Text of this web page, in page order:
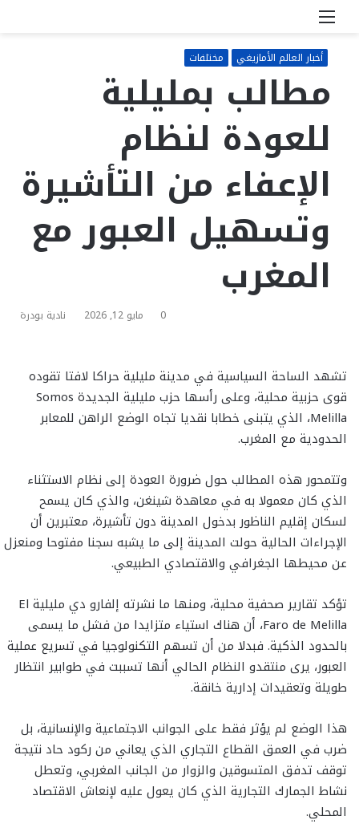
أخبار العالم الأمازيغي مختلفات
مطالب بمليلية
للعودة لنظام
الإعفاء من التأشيرة
وتسهيل العبور مع
المغرب
نادية بودرة مايو 12, 2026 0
تشهد الساحة السياسية في مدينة مليلية حراكا لافتا تقوده
قوى حزبية محلية، وعلى رأسها حزب مليلية الجديدة Somos
Melilla، الذي يتبنى خطابا نقديا تجاه الوضع الراهن للمعابر
الحدودية مع المغرب.
وتتمحور هذه المطالب حول ضرورة العودة إلى نظام الاستثناء
الذي كان معمولا به في معاهدة شينغن، والذي كان يسمح
لسكان إقليم الناظور بدخول المدينة دون تأشيرة، معتبرين أن
الإجراءات الحالية حولت المدينة إلى ما يشبه سجنا مفتوحا ومنعزل
عن محيطها الجغرافي والاقتصادي الطبيعي.
تؤكد تقارير صحفية محلية، ومنها ما نشرته إلفارو دي مليلية El
Faro de Melilla، أن هناك استياء متزايدا من فشل ما يسمى
بالحدود الذكية. فبدلا من أن تسهم التكنولوجيا في تسريع عملية
العبور، يرى منتقدو النظام الحالي أنها تسببت في طوابير انتظار
طويلة وتعقيدات إدارية خانقة.
هذا الوضع لم يؤثر فقط على الجوانب الاجتماعية والإنسانية، بل
ضرب في العمق القطاع التجاري الذي يعاني من ركود حاد نتيجة
توقف تدفق المتسوقين والزوار من الجانب المغربي، وتعطل
نشاط الجمارك التجارية الذي كان يعول عليه لإنعاش الاقتصاد
المحلي.